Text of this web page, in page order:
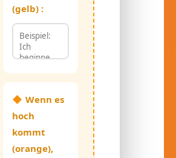
(gelb) :
Wenn es
hoch
kommt
(orange),